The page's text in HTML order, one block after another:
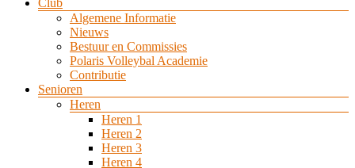
Club
Algemene Informatie
Nieuws
Bestuur en Commissies
Polaris Volleybal Academie
Contributie
Senioren
Heren
Heren 1
Heren 2
Heren 3
Heren 4